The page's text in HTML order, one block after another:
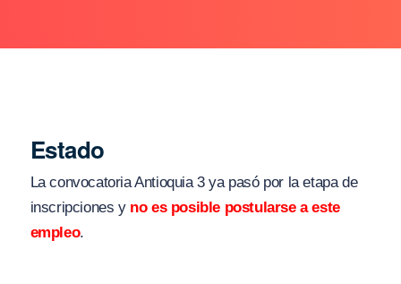
Estado
La convocatoria Antioquia 3 ya pasó por la etapa de
inscripciones y no es posible postularse a este
empleo.